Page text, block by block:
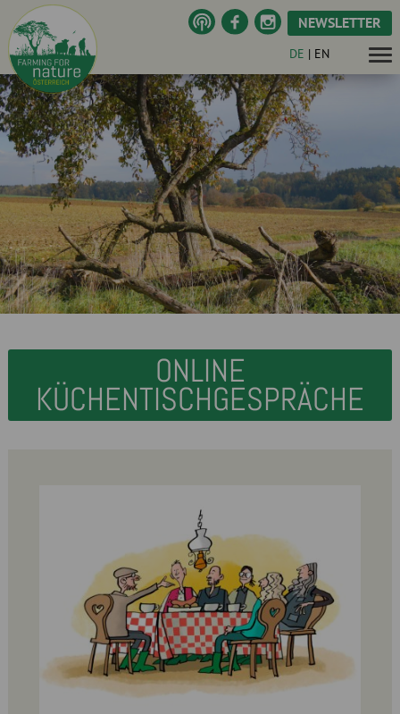
NEWSLETTER
DE | EN
ONLINE
KÜCHENTISCHGESPRÄCHE